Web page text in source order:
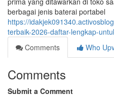
berbagai jenis baterai portabel
https://
terbaik-2026-daftar-lengkap-
Comments
Who
Comments
Submit a Comment